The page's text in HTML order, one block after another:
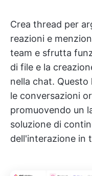
Crea thread per
reazioni e
team e sfrutta
di file e la
nella chat.
le conversazioni
promuovendo un
soluzione di
dell'interazione in